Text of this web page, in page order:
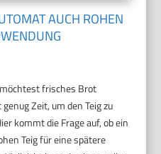
AUCH ROHEN
frisches Brot
Zeit, um den Teig zu
kommt die Frage auf, ob ein
Teig für eine spätere